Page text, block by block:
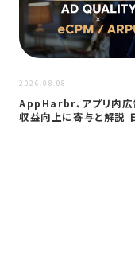
2026.08.08
AppHarbr、アプリ内広
収益向上に寄与と解説